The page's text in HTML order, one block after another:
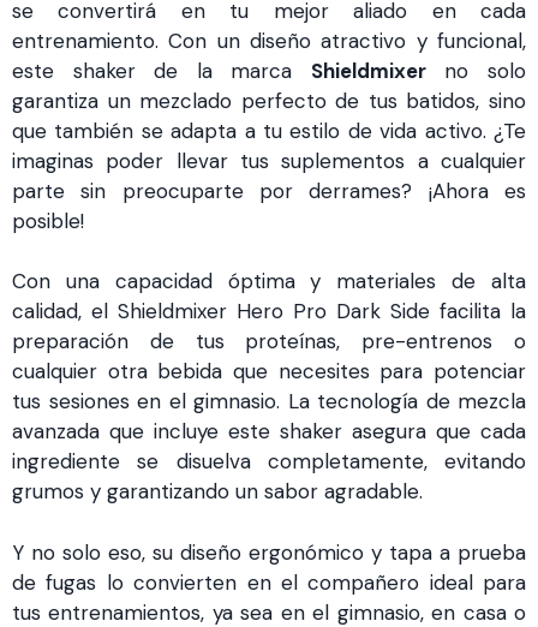
se convertirá en tu mejor aliado en cada
entrenamiento. Con un diseño atractivo y funcional,
este shaker de la marca Shieldmixerno solo
garantiza un mezclado perfecto de tus batidos, sino
que también se adapta a tu estilo de vida activo. ¿Te
imaginas poder llevar tus suplementos a cualquier
parte sin preocuparte por derrames? ¡Ahora es
posible!
Con una capacidad óptima y materiales de alta
calidad, el Shieldmixer Hero Pro Dark Side facilita la
preparación de tus proteínas, pre-entrenos o
cualquier otra bebida que necesites para potenciar
tus sesiones en el gimnasio. La tecnología de mezcla
avanzada que incluye este shaker asegura que cada
ingrediente se disuelva completamente, evitando
grumos y garantizando un sabor agradable.
Y no solo eso, su diseño ergonómico y tapa a prueba
de fugas lo convierten en el compañero ideal para
tus entrenamientos, ya sea en el gimnasio, en casa o